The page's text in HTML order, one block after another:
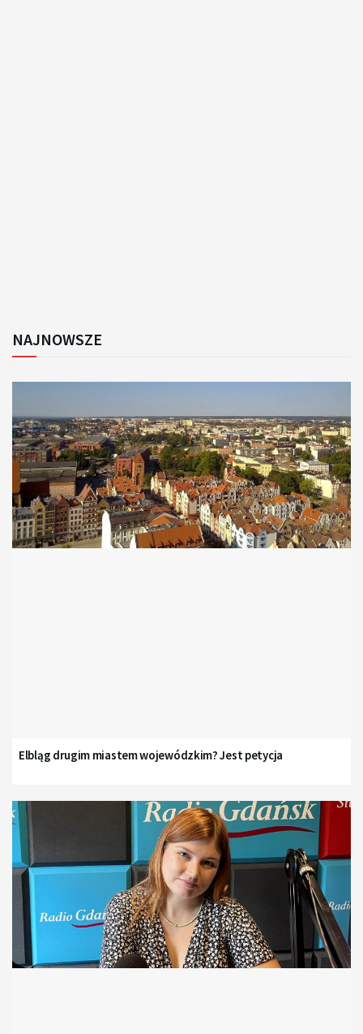
NAJNOWSZE
Elbląg drugim miastem wojewódzkim? Jest petycja